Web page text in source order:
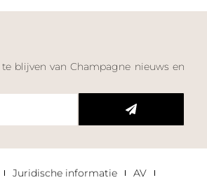
blijven van Champagne nieuws en
Juridische informatie AV